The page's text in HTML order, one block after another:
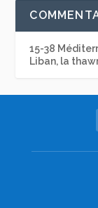
15-38
Liban, la